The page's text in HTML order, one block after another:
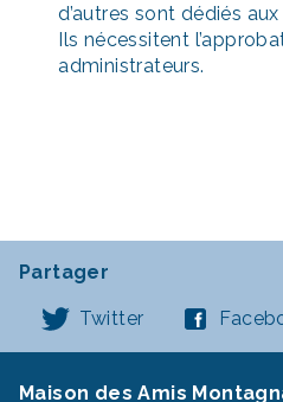
d’autres sont dédiés
Ils nécessitent
administrateurs.
Partager
Twitter
Maison des Amis